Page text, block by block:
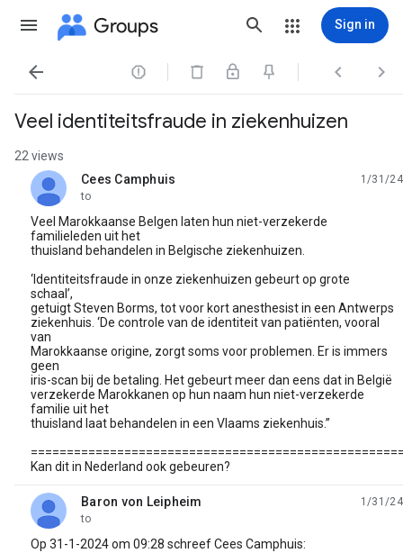
Groups Sign in
   
Veel identiteitsfraude in ziekenhuizen
22 views
Cees Camphuis
unread,
1/31/24
to
Veel Marokkaanse Belgen laten hun niet-verzekerde
familieleden uit het
thuisland behandelen in Belgische ziekenhuizen.
‘Identiteitsfraude in onze ziekenhuizen gebeurt op grote
schaal’,
getuigt Steven Borms, tot voor kort anesthesist in een Antwerps
ziekenhuis. ‘De controle van de identiteit van patiënten, vooral
van
Marokkaanse origine, zorgt soms voor problemen. Er is immers
geen
iris-scan bij de betaling. Het gebeurt meer dan eens dat in België
verzekerde Marokkanen op hun naam hun niet-verzekerde
familie uit het
thuisland laat behandelen in een Vlaams ziekenhuis.”
Kan dit in Nederland ook gebeuren?
Baron von Leipheim
unread,
1/31/24
to
Op 31-1-2024 om 09:28 schreef Cees Camphuis: